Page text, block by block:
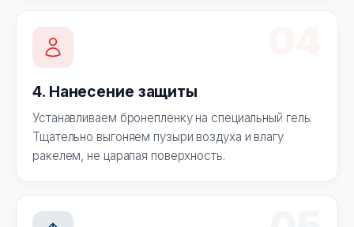
4. Нанесение защиты
Устанавливаем бронепленку на специальный гель.
Тщательно выгоняем пузыри воздуха и влагу
ракелем, не царапая поверхность.